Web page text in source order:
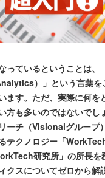
っているということは、
）」という言葉を
ます。ただ、実際に何を
方も多いのではないでし
ーチ（Visionalグループ
テクノロジー「
研究所」の所長を
クスについてゼロから解